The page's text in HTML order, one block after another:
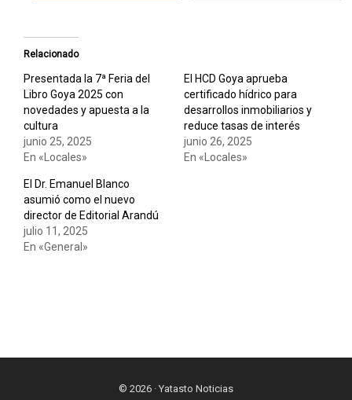
Relacionado
Presentada la 7ª Feria del
Libro Goya 2025 con
novedades y apuesta a la
cultura
junio 25, 2025
En «Locales»
El HCD Goya aprueba
certificado hídrico para
desarrollos inmobiliarios y
reduce tasas de interés
junio 26, 2025
En «Locales»
El Dr. Emanuel Blanco
asumió como el nuevo
director de Editorial Arandú
julio 11, 2025
En «General»
© 2026 · Yatasto Noticias